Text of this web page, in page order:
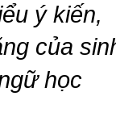
ý kiến,
của
học